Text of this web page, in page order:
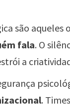
são aqueles
fala. O
a
.